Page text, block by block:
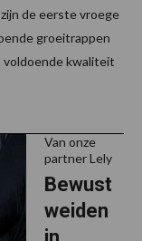
de eerste vroege
groeitrappen
voldoende kwaliteit
Van onze
partner Lely
Bewust
weiden